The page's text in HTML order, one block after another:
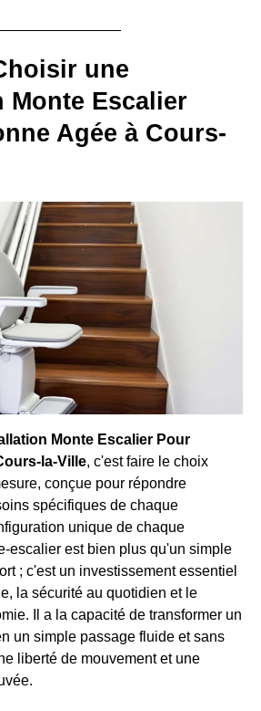
une
Monte Escalier
Agée à Cours-
Monte Escalier Pour
la-Ville, c'est faire le choix
conçue pour répondre
spécifiques de chaque
unique de chaque
escalier est bien plus qu'un simple
; c'est un investissement essentiel
la sécurité au quotidien et le
Il a la capacité de transformer un
un simple passage fluide et sans
liberté de mouvement et une